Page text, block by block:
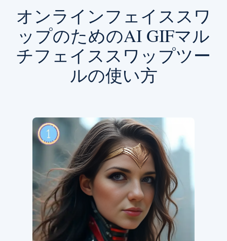
オンラインフェイススワ
ップのためのAI GIFマル
チフェイススワップツー
ルの使い方